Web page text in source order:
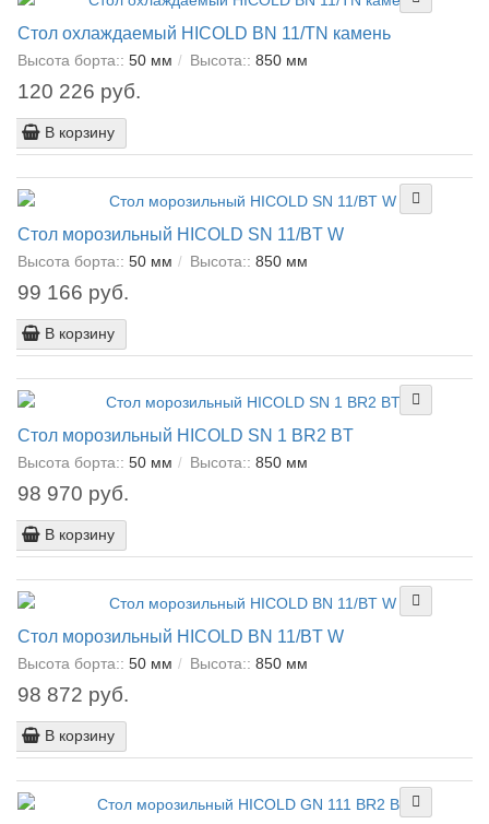
Стол охлаждаемый HICOLD BN 11/TN камень
Высота борта:: 50 мм Высота:: 850 мм
120 226 руб.
В корзину
Стол морозильный HICOLD SN 11/BT W
Высота борта:: 50 мм Высота:: 850 мм
99 166 руб.
В корзину
Стол морозильный HICOLD SN 1 BR2 BT
Высота борта:: 50 мм Высота:: 850 мм
98 970 руб.
В корзину
Стол морозильный HICOLD BN 11/BT W
Высота борта:: 50 мм Высота:: 850 мм
98 872 руб.
В корзину